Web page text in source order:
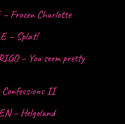
Frozen Charlotte
– Splat!
– You seem pretty
II
– Helgoland